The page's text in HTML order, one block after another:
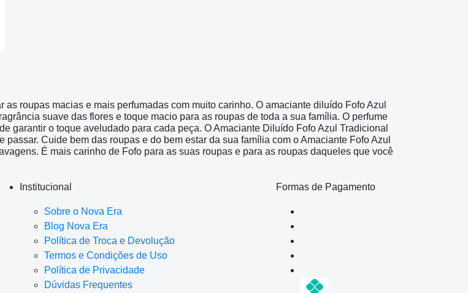
roupas macias e mais perfumadas com muito carinho. O amaciante diluído Fofo Azul
suave das flores e toque macio para as roupas de toda a sua família. O perfume
garantir o toque aveludado para cada peça. O Amaciante Diluído Fofo Azul Tradicional
Cuide bem das roupas e do bem estar da sua família com o Amaciante Fofo Azul
É mais carinho de Fofo para as suas roupas e para as roupas daqueles que você
Institucional
Sobre o Nova Era
Blog Nova Era
Política de Troca e Devolução
Termos e Condições de Uso
Política de Privacidade
Dúvidas Frequentes
Formas de Pagamento